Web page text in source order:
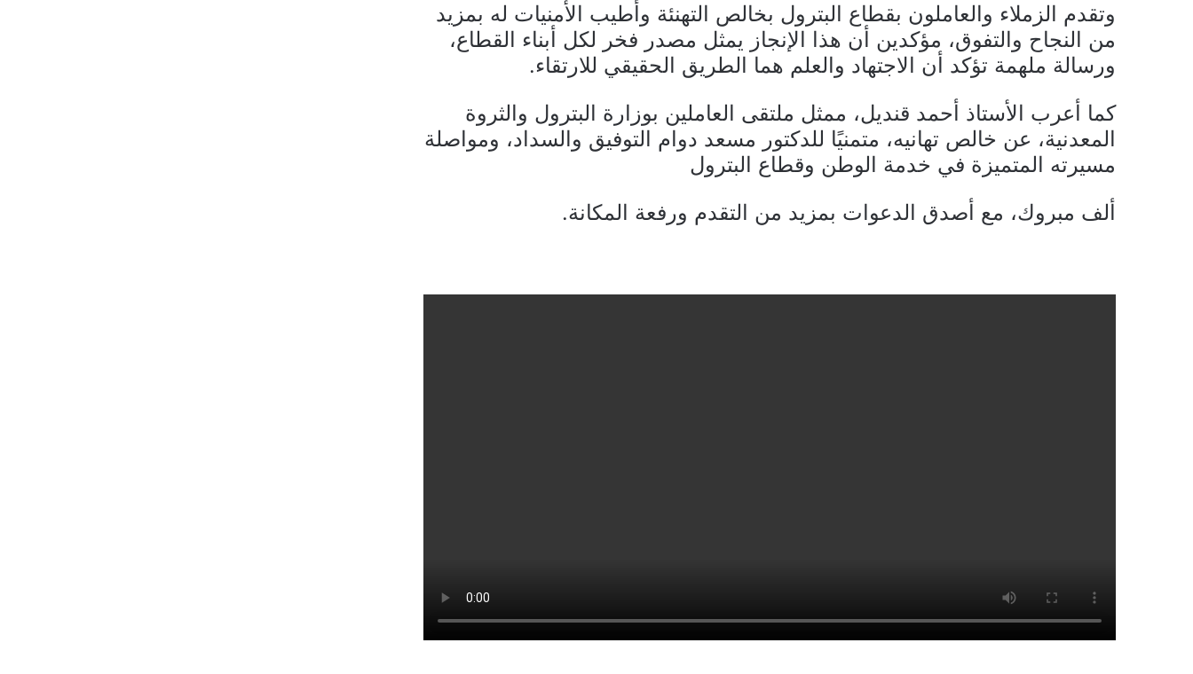
وتقدم الزملاء والعاملون بقطاع البترول بخالص التهنئة وأطيب الأمنيات له بمزيد
من النجاح والتفوق، مؤكدين أن هذا الإنجاز يمثل مصدر فخر لكل أبناء القطاع،
ورسالة ملهمة تؤكد أن الاجتهاد والعلم هما الطريق الحقيقي للارتقاء.
كما أعرب الأستاذ أحمد قنديل، ممثل ملتقى العاملين بوزارة البترول والثروة
المعدنية، عن خالص تهانيه، متمنيًا للدكتور مسعد دوام التوفيق والسداد، ومواصلة
مسيرته المتميزة في خدمة الوطن وقطاع البترول
ألف مبروك، مع أصدق الدعوات بمزيد من التقدم ورفعة المكانة.